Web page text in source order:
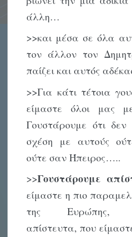
άλλη…
>>και μέσα σε όλα
τον άλλον τον
παίζει και αυτός
>>Για κάτι τέτοια
είμαστε όλοι μας
Γουστάρουμε ότι
σχέση με αυτούς
ούτε σαν Ήπειρος…..
>>Γουστάρουμε
είμαστε η πιο
της Ευρώπης,
απίστευτα, που